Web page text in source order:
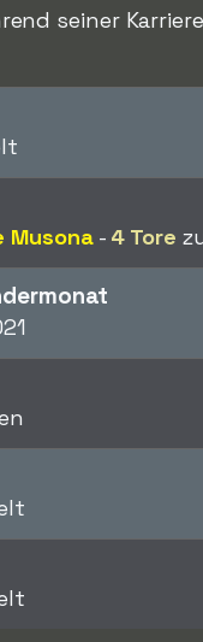
seiner
Musona- 4 Tore